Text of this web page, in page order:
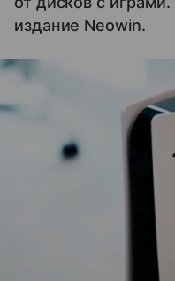
издание Neowin.